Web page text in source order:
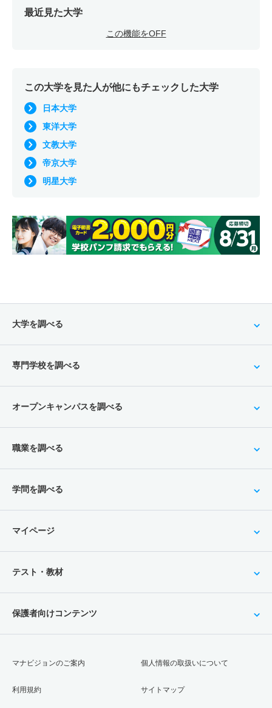
最近見た大学
この機能をOFF
この大学を見た人が他にもチェックした大学
日本大学
東洋大学
文教大学
帝京大学
明星大学
大学を調べる
専門学校を調べる
オープンキャンパスを調べる
職業を調べる
学問を調べる
マイページ
テスト・教材
保護者向けコンテンツ
マナビジョンのご案内
利用規約
個人情報の取扱いについて
サイトマップ